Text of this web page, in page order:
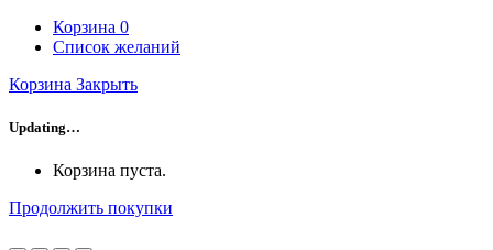
Корзина 0
Список желаний
Корзина Закрыть
Updating…
Корзина пуста.
Продолжить покупки